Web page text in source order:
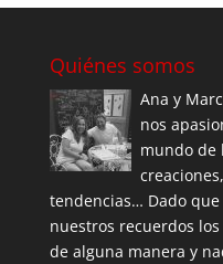
Quiénes somos
Ana y
nos
mundo de
tendencias… Dado
nuestros recuerdos
de alguna manera y